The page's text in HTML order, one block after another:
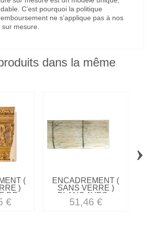
C’est pourquoi la politique
ne s’applique pas à nos
mesure.
dans la même
(
)
DE...
€
ENCADREMENT (
SANS VERRE )
BLANC AVEC...
51,46 €
›